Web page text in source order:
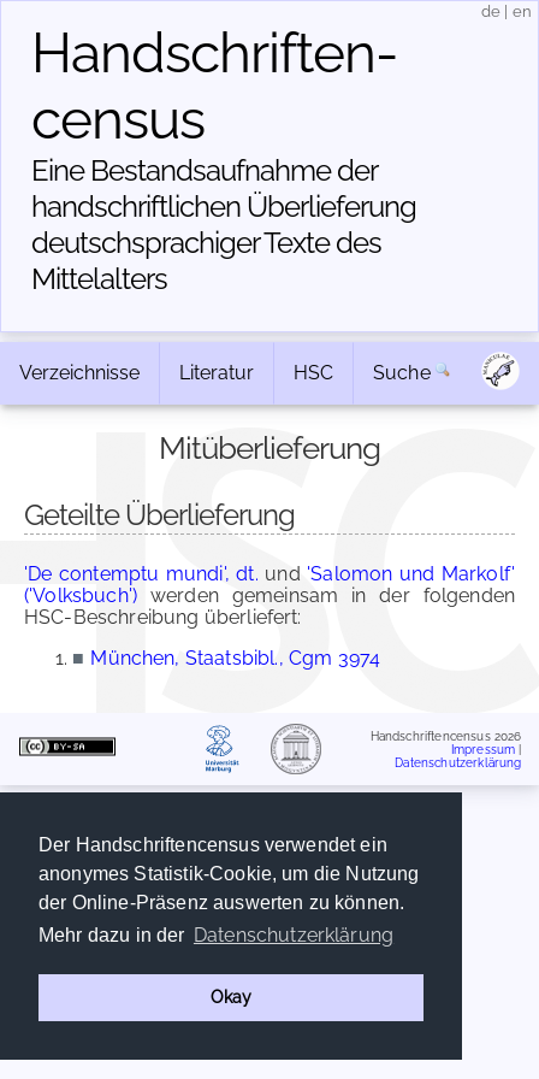
Der Handschriftencensus verwendet ein
anonymes Statistik-Cookie, um die Nutzung
der Online-Präsenz auswerten zu können.
Mehr dazu in der Datenschutzerklärung
Okay
Handschriften­
census
Eine Bestandsaufnahme der
handschriftlichen Über­lieferung
deutschsprachiger Texte des
Mittelalters
de en
Verzeichnisse Literatur HSC Suche
Mitüberlieferung
Geteilte Überlieferung
'De contemptu mundi', dt. und 'Salomon und Markolf'
('Volksbuch') werden gemeinsam in der folgenden
HSC-Beschreibung überliefert:
■ München, Staatsbibl., Cgm 3974
Handschriftencensus 2026
Impressum
Datenschutzerklärung